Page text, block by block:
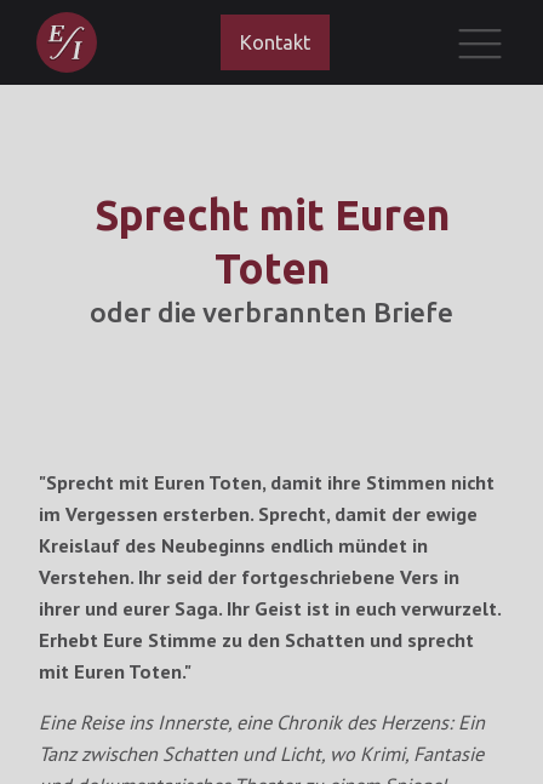
Kontakt
Sprecht mit Euren
Toten
oder die verbrannten Briefe
"Sprecht mit Euren Toten, damit ihre Stimmen nicht
im Vergessen ersterben. Sprecht, damit der ewige
Kreislauf des Neubeginns endlich mündet in
Verstehen. Ihr seid der fortgeschriebene Vers in
ihrer und eurer Saga. Ihr Geist ist in euch verwurzelt.
Erhebt Eure Stimme zu den Schatten und sprecht
mit Euren Toten."
Eine Reise ins Innerste, eine Chronik des Herzens: Ein
Tanz zwischen Schatten und Licht, wo Krimi, Fantasie